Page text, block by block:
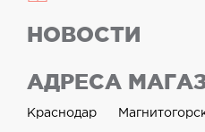
НОВОСТИ
АДРЕСА
Краснодар